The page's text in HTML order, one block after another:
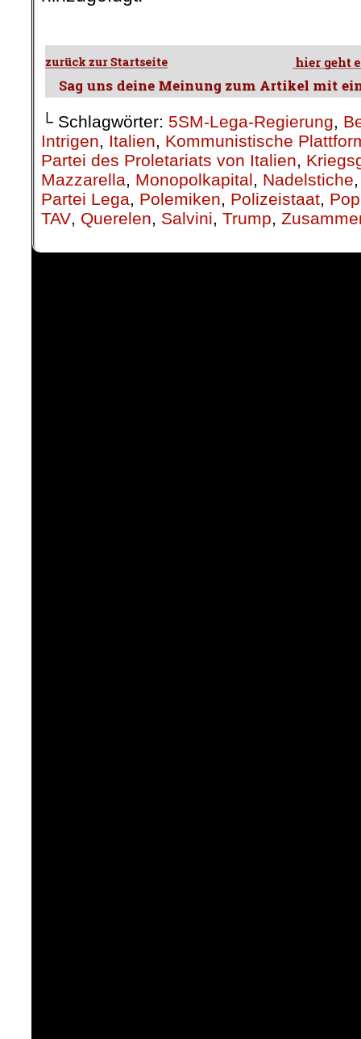
└ Schlagwörter: 5SM-Lega-Regierung,
Intrigen, Italien, Kommunistische
Partei des Proletariats von Italien,
Mazzarella, Monopolkapital, Nadelstiche
Partei Lega, Polemiken, Polizeistaat,
TAV, Querelen, Salvini, Trump,